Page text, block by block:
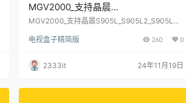
MGV2000_支持晶晨
S905L_S905L2_S905L3芯片_S905L
MGV2000_支持晶晨S905L_S905L2_S905L3
测)
电视盒子精简版 260 0
2333it 24年11月19日